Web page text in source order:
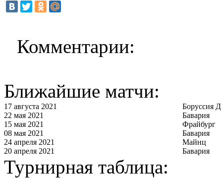
Комментарии:
Ближайшие матчи:
17 августа 2021
Боруссия Д
22 мая 2021
Бавария
15 мая 2021
Фрайбург
08 мая 2021
Бавария
24 апреля 2021
Майнц
20 апреля 2021
Бавария
Турнирная таблица: